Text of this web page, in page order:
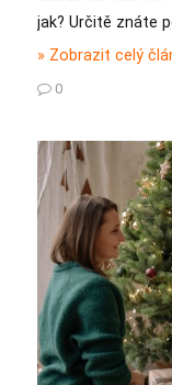
jak? Určitě znáte
» Zobrazit celý
0